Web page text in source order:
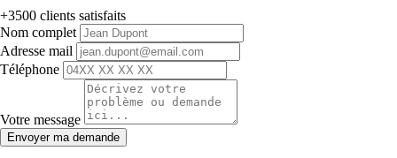
+3500 clients satisfaits
Nom complet
Adresse mail
Téléphone
Votre message
Envoyer ma demande